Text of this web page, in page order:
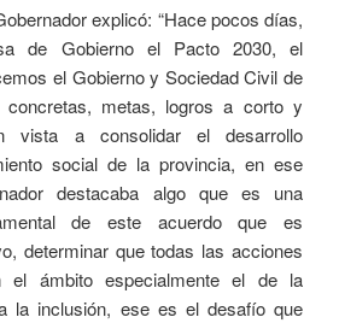
explicó: “Hace pocos días,
de Gobierno el Pacto 2030, el
el Gobierno y Sociedad Civil de
concretas, metas, logros a corto y
vista a consolidar el desarrollo
social de la provincia, en ese
destacaba algo que es una
de este acuerdo que es
determinar que todas las acciones
el ámbito especialmente el de la
la inclusión, ese es el desafío que